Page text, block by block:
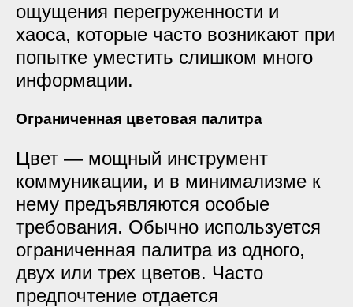
ощущения перегруженности и
хаоса, которые часто возникают при
попытке уместить слишком много
информации.
Ограниченная цветовая палитра
Цвет — мощный инструмент
коммуникации, и в минимализме к
нему предъявляются особые
требования. Обычно используется
ограниченная палитра из одного,
двух или трех цветов. Часто
предпочтение отдается